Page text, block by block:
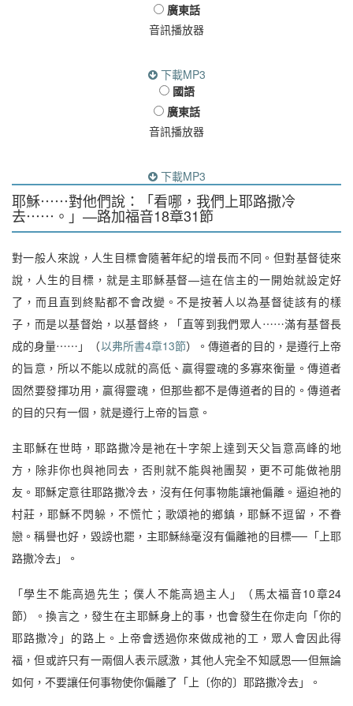
廣東話
音訊播放器
下載MP3
國語
廣東話
音訊播放器
下載MP3
耶穌⋯⋯對他們說：「看哪，我們上耶路撒冷
去⋯⋯。」—路加福音18章31節
對一般人來說，人生目標會隨著年紀的增長而不同。但對基督徒來
說，人生的目標，就是主耶穌基督—這在信主的一開始就設定好
了，而且直到終點都不會改變。不是按著人以為基督徒該有的樣
子，而是以基督始，以基督終，「直等到我們眾人⋯⋯滿有基督長
成的身量⋯⋯」（以弗所書4章13節）。傳道者的目的，是遵行上帝
的旨意，所以不能以成就的高低、贏得靈魂的多寡來衡量。傳道者
固然要發揮功用，贏得靈魂，但那些都不是傳道者的目的。傳道者
的目的只有一個，就是遵行上帝的旨意。
主耶穌在世時，耶路撒冷是祂在十字架上達到天父旨意高峰的地
方，除非你也與祂同去，否則就不能與祂團契，更不可能做祂朋
友。耶穌定意往耶路撒冷去，沒有任何事物能讓祂偏離。逼迫祂的
村莊，耶穌不閃躲，不慌忙；歌頌祂的鄉鎮，耶穌不逗留，不眷
戀。稱譽也好，毀謗也罷，主耶穌絲毫沒有偏離祂的目標──「上耶
路撒冷去」。
「學生不能高過先生；僕人不能高過主人」（馬太福音10章24
節）。換言之，發生在主耶穌身上的事，也會發生在你走向「你的
耶路撒冷」的路上。上帝會透過你來做成祂的工，眾人會因此得
福，但或許只有一兩個人表示感激，其他人完全不知感恩──但無論
如何，不要讓任何事物使你偏離了「上〔你的〕耶路撒冷去」。